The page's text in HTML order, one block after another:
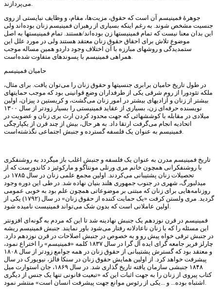
جوهرهٔ فمینیسم آن است که حقوق، مزیت‌ها، مقام، و وظایف نبایستی از روی
جنسیت مشخص شوند. به رغم اینکه بسیاری از رهبران فمینیسم زنان بوده‌اند ولی
این بدان معنا نیست که تمام فمینیستها زن بوده‌اند/هستند. تمام فمینیستها به اصل
موضوع تلاش برای احقاق حقوق زنان معتقد هستند ولی در مورد علل این
ستمدیدگی و روشهای مبارزه با آن اختلاف وجود داردو همین مساله موجب
حامیان فمینیسم
در طول تاریخ حامیان برابری جنسیتها و حقوق زنان را می‌توان یافت. برای مثال،
ملکه تئودورا از روم شرقی یکی از طرفداران وضع قوانینی بود که موجب حمایتهای
بیشتر از زنان و آزادیهای بیشتر در امور زنان می‌گشت، و کریستین د پیزان، اولین
نویسنده حرفه‌ای زن، بسیاری از عقاید فمینیستی را بسیار زودتر از سال ۱۳۰۰
میلادی در مقابله با کوششهائی که جهت محدود کردن ارث بری زنان و عضویت در
اتحادیه انجام می‌گرفت ارتقا داد. به هر حال، بیش از چند قرن از یکپارچگی
تاریخ فمینیسم مدرن به عنوان یک فلسفه و جنبش اغلب باز میگردد به روشنفکری
با روشنفکرانی همچون خانم مری ورتلی مونتاگو و مارکوئیز د کاندورست که از
تحصیلات زنان پشتیبانی می‌کردند. اولین مجمع علمی زنان در سال ۱۷۸۵ در
میدلبورگ، شهری در جنوب جمهوری هلند بنیان نهاده شد. در طی این دوره وجود
روزنامه‌هایی برای زنان که مبتنی بر موضوعاتی همچون علم بود به خوبی عمومی
گردید. مری ولستن کرفت «یک حمایت کننده از حقوق زنان» در سال (۱۷۹۲) یکی از
فمینیسم در قرن نوزدهم یک جنبش نهادینه شد تا این که مردم به گونه‌ای افزونتر
این مسئله را که با زنان ناعادلانه رفتار می‌شود باور نمایند. جنبش فمینیسم ریشه
در جنبش ترقی خواه پیش رو و به خصوص در جنبش اصلاحات در قرن نوزدهم دارد.
چارلز فریر جامعه گرای ایده آل گرا در سال ۱۸۳۷ کلمه «فمینیسم» را اختراع نمود،
و معتقد بود که گسترش پشتیبانی از حقوق زنان در همه جوامع زودتر از سال ۱۸۰۸
پیشرفت خواهد کرد. از اولین همایش حقوق زنان در سنکا فالز، نیویورک در سال
۱۸۴۸ جنبشی سازمان یافته تاریخ گذاری شد. در سال ۱۸۶۹، جان استوارت میل
کتاب پیروی از زنان را به جهت اثبات این که «تبعیت قانونی تنها یک جنس از دیگری